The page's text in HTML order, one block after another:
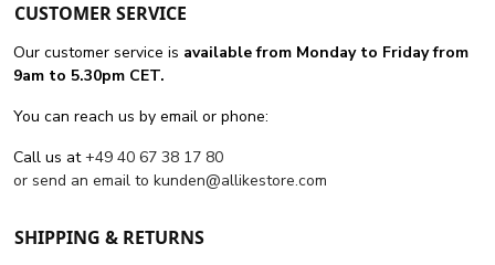
CUSTOMER SERVICE
Our customer service is available from Monday to Friday from
9am to 5.30pm CET.
You can reach us by email or phone:
Call us at+49 40 67 38 17 80
or send an email to kunden@allikestore.com
SHIPPING & RETURNS